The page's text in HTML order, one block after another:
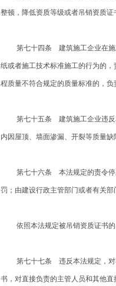
整顿，降低资质等级或者吊销资质
第七十四条 建筑施工企业在施工
纸或者施工技术标准施工的行为的
程质量不符合规定的质量标准的，
第七十五条 建筑施工企业违反本
内因屋顶、墙面渗漏、开裂等质量
第七十六条 本法规定的责令停业
罚；由建设行政主管部门或者有关
依照本法规定被吊销资质证书的
第七十七条 违反本法规定，对不
书，对直接负责的主管人员和其他